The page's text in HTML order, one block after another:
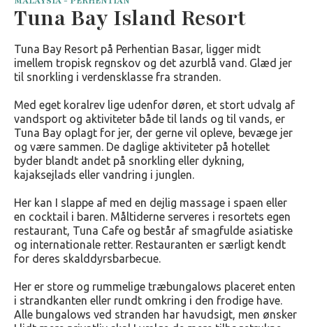
Tuna Bay Island Resort
Tuna Bay Resort på Perhentian Basar, ligger midt
imellem tropisk regnskov og det azurblå vand. Glæd jer
til snorkling i verdensklasse fra stranden.
Med eget koralrev lige udenfor døren, et stort udvalg af
vandsport og aktiviteter både til lands og til vands, er
Tuna Bay oplagt for jer, der gerne vil opleve, bevæge jer
og være sammen. De daglige aktiviteter på hotellet
byder blandt andet på snorkling eller dykning,
kajaksejlads eller vandring i junglen.
Her kan I slappe af med en dejlig massage i spaen eller
en cocktail i baren. Måltiderne serveres i resortets egen
restaurant, Tuna Cafe og består af smagfulde asiatiske
og internationale retter. Restauranten er særligt kendt
for deres skalddyrsbarbecue.
Her er store og rummelige træbungalows placeret enten
i strandkanten eller rundt omkring i den frodige have.
Alle bungalows ved stranden har havudsigt, men ønsker